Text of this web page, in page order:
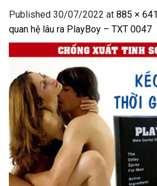
Published 30/07/2022 at 885 × 641
quan hệ lâu ra PlayBoy – TXT 0047